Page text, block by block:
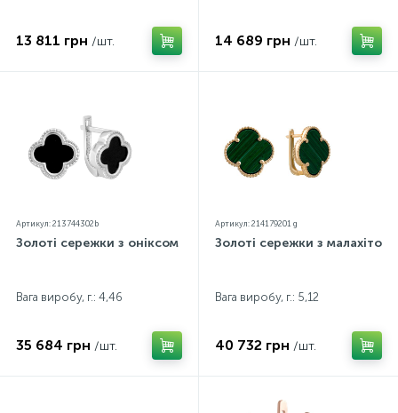
13 811 грн /шт. 14 689 грн /шт.
Артикул: 213744302b
Золоті сережки з оніксом
Вага виробу, г.: 4,46
35 684 грн /шт.
Артикул: 214179201 g
Золоті сережки з малахітом
Вага виробу, г.: 5,12
40 732 грн /шт.